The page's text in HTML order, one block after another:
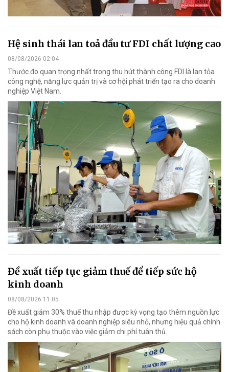
Hệ sinh thái lan toả đầu tư FDI chất lượng cao
08/08/2026 02:04
Thước đo quan trọng nhất trong thu hút thành công FDI là lan tỏa
công nghệ, năng lực quản trị và cơ hội phát triển tạo ra cho doanh
nghiệp Việt Nam.
Đề xuất tiếp tục giảm thuế để tiếp sức hộ
kinh doanh
08/08/2026 11:05
Đề xuất giảm 30% thuế thu nhập được kỳ vọng tạo thêm nguồn lực
cho hộ kinh doanh và doanh nghiệp siêu nhỏ, nhưng hiệu quả chính
sách còn phụ thuộc vào việc giảm chi phí tuân thủ.